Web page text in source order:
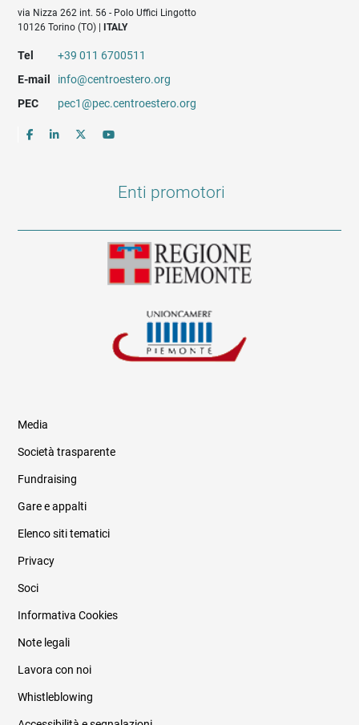
via Nizza 262 int. 56 - Polo Uffici Lingotto
10126 Torino (TO) |
ITALY
Tel
+39 011 6700511
E-mail
info@centroestero.org
PEC
pec1@pec.centroestero.org
Enti promotori
Informazioni legali e trasparenza
Media
Società trasparente
Fundraising
Gare e appalti
Elenco siti tematici
Privacy
Soci
Informativa Cookies
Note legali
Lavora con noi
Whistleblowing